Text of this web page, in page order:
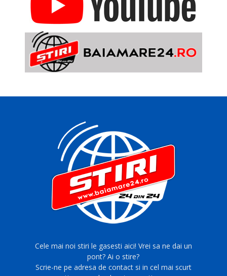
Cele mai noi stiri le gasesti aici! Vrei sa ne dai un
pont? Ai o stire?
Scrie-ne pe adresa de contact si in cel mai scurt